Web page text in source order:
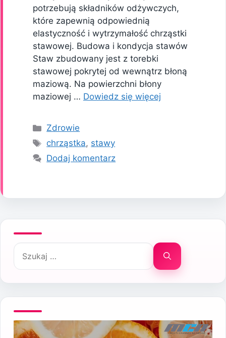
potrzebują składników odżywczych,
które zapewnią odpowiednią
elastyczność i wytrzymałość chrząstki
stawowej. Budowa i kondycja stawów
Staw zbudowany jest z torebki
stawowej pokrytej od wewnątrz błoną
maziową. Na powierzchni błony
maziowej … Dowiedz się więcej
Kategorie
Zdrowie
Tagi
chrząstka, stawy
Dodaj komentarz
Szukaj: